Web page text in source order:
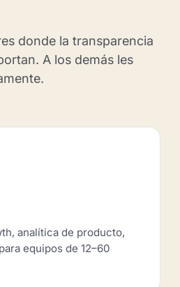
donde la transparencia
A los demás les
analítica de producto,
equipos de 12–60